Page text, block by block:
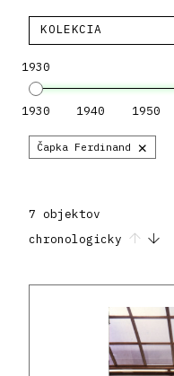
KOLEKCIA
1930
1930 1940 1950
Čapka Ferdinand ×
7 objektov
chronologicky